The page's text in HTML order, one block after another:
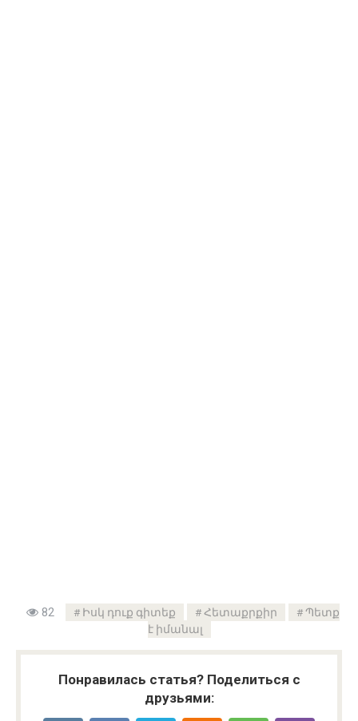
82 Իսկ դուք գիտեք Հետաքրքիր
Պետք
է իմանալ
Понравилась статья? Поделиться с
друзьями: